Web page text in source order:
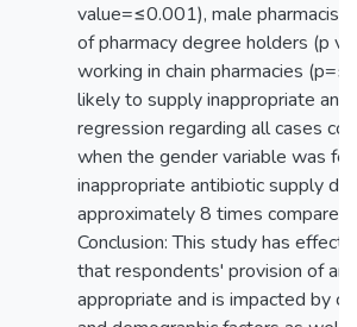
value=≤0.001), male
of pharmacy degree holders (p
working in chain pharmacies
likely to supply inappropriate
regression regarding all cases
when the gender variable was
inappropriate antibiotic supply
approximately 8 times compared
Conclusion: This study has
that respondents' provision of
appropriate and is impacted by